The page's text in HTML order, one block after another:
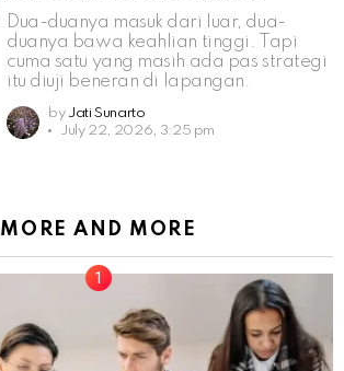
Dua-duanya masuk dari luar, dua-
duanya bawa keahlian tinggi. Tapi
cuma satu yang masih ada pas strategi
itu diuji beneran di lapangan.
by Jati Sunarto
July 22, 2026, 3:25 pm
MORE AND MORE